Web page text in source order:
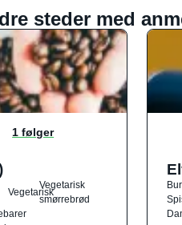
steder med
1 følger
Vegetarisk
Vegetarisk
smørrebrød